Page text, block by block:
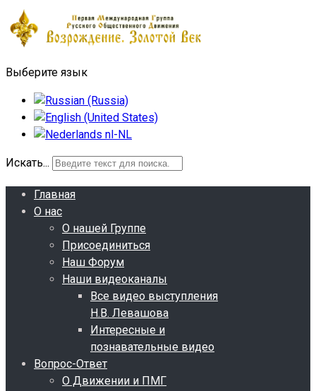
Выберите язык
Искать...
Главная
О нас
О нашей Группе
Присоединиться
Наш Форум
Наши видеоканалы
Все видео выступления
Н.В. Левашова
Интересные и
познавательные видео
Вопрос-Ответ
О Движении и ПМГ